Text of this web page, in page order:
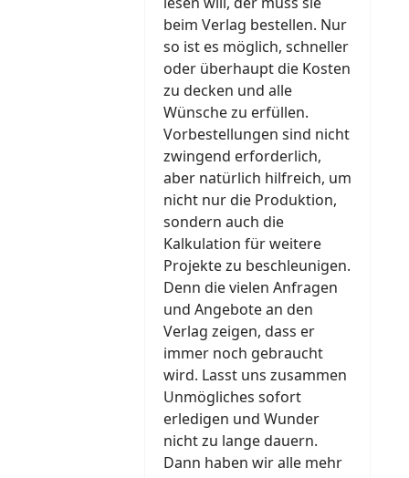
beim Verlag bestellen. Nur
so ist es möglich, schneller
oder überhaupt die Kosten
zu decken und alle
Wünsche zu erfüllen.
Vorbestellungen sind nicht
zwingend erforderlich,
aber natürlich hilfreich, um
nicht nur die Produktion,
sondern auch die
Kalkulation für weitere
Projekte zu beschleunigen.
Denn die vielen Anfragen
und Angebote an den
Verlag zeigen, dass er
immer noch gebraucht
wird. Lasst uns zusammen
Unmögliches sofort
erledigen und Wunder
nicht zu lange dauern.
Dann haben wir alle mehr